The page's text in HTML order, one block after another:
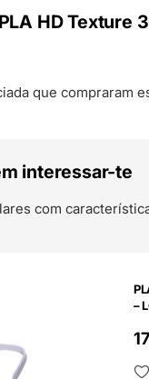
HD Texture
que compraram
interessar-te
com
–